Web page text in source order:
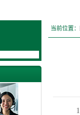
当前位置：
1